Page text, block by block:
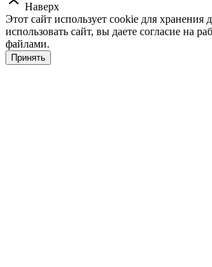
Наверх
Этот сайт использует cookie для
использовать сайт, вы даете согласие на
файлами.
Принять